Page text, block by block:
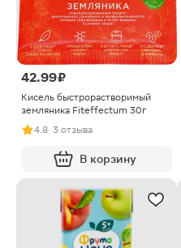
42.99 ₽
Кисель быстрорастворимый
земляника Fiteffectum 30г
4.8· 3 отзыва
В корзину